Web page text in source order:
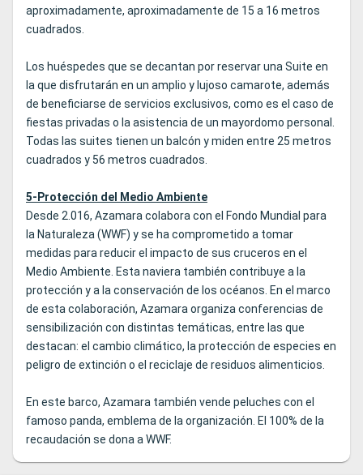
aproximadamente, aproximadamente de 15 a 16 metros
cuadrados.
Los huéspedes que se decantan por reservar una Suite en
la que disfrutarán en un amplio y lujoso camarote, además
de beneficiarse de servicios exclusivos, como es el caso de
fiestas privadas o la asistencia de un mayordomo personal.
Todas las suites tienen un balcón y miden entre 25 metros
cuadrados y 56 metros cuadrados.
5-Protección del Medio Ambiente
Desde 2.016, Azamara colabora con el Fondo Mundial para
la Naturaleza (WWF) y se ha comprometido a tomar
medidas para reducir el impacto de sus cruceros en el
Medio Ambiente. Esta naviera también contribuye a la
protección y a la conservación de los océanos. En el marco
de esta colaboración, Azamara organiza conferencias de
sensibilización con distintas temáticas, entre las que
destacan: el cambio climático, la protección de especies en
peligro de extinción o el reciclaje de residuos alimenticios.
En este barco, Azamara también vende peluches con el
famoso panda, emblema de la organización. El 100% de la
recaudación se dona a WWF.